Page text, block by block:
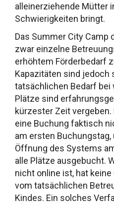
alleinerziehende Mütter
Schwierigkeiten bringt.
Das Summer City Camp
zwar einzelne
erhöhtem Förderbedarf
Kapazitäten sind jedoch
tatsächlichen Bedarf
Plätze sind
kürzester Zeit
eine Buchung faktisch
am ersten
Öffnung des Systems
alle Plätze ausgebucht.
nicht online ist, hat
vom tatsächlichen
Kindes. Ein solches